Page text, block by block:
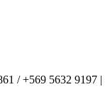
/ +569 5632 9197 |